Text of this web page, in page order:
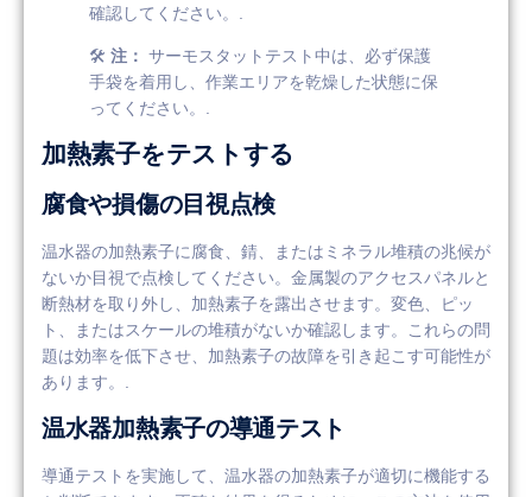
確認してください。.
🛠️ 注： サーモスタットテスト中は、必ず保護
手袋を着用し、作業エリアを乾燥した状態に保
ってください。.
加熱素子をテストする
腐食や損傷の目視点検
温水器の加熱素子に腐食、錆、またはミネラル堆積の兆候が
ないか目視で点検してください。金属製のアクセスパネルと
断熱材を取り外し、加熱素子を露出させます。変色、ピッ
ト、またはスケールの堆積がないか確認します。これらの問
題は効率を低下させ、加熱素子の故障を引き起こす可能性が
あります。.
温水器加熱素子の導通テスト
導通テストを実施して、温水器の加熱素子が適切に機能する